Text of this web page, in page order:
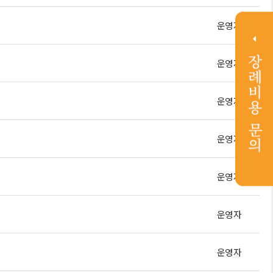
운영자
운영자
운영자
운영자
운영자
운영자
운영자